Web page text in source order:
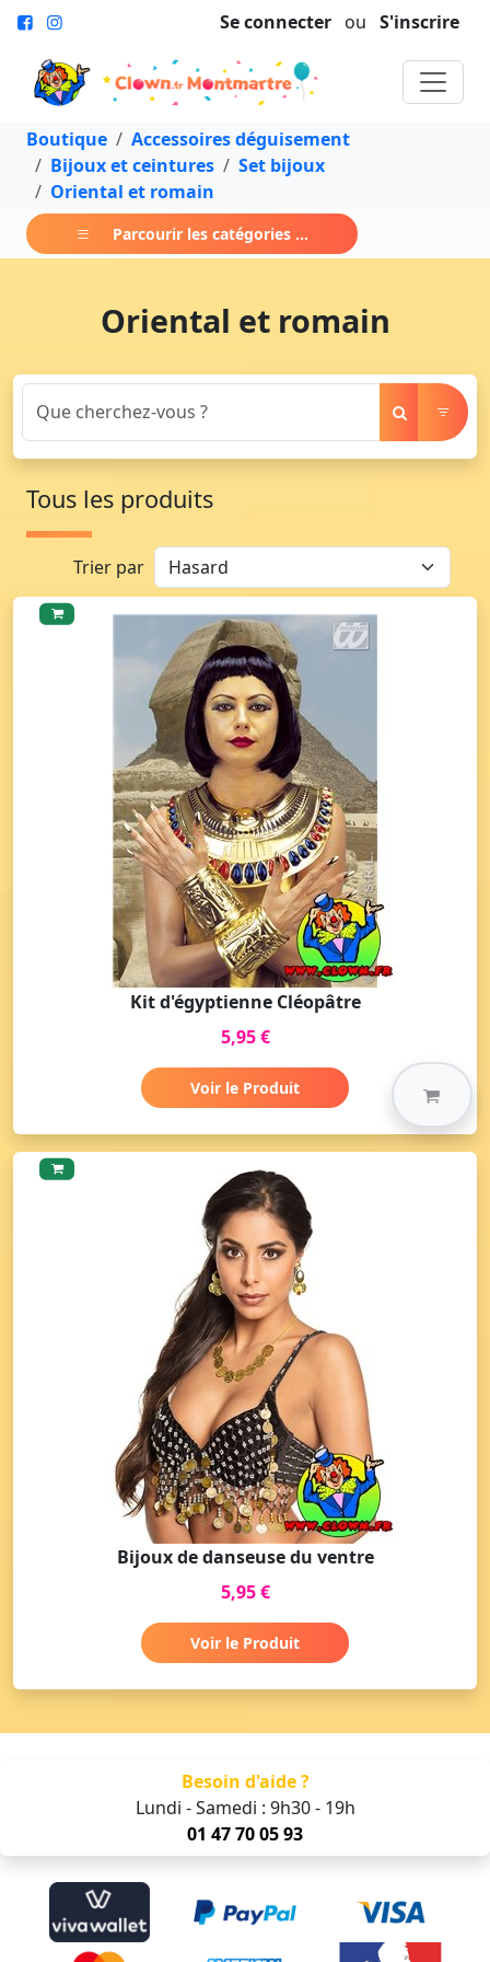
Se connecter ou S'inscrire
Boutique
Accessoires déguisement
Bijoux et ceintures
Set bijoux
Oriental et romain
Parcourir les catégories ...
Oriental et romain
Tous les produits
Trier par
Kit d'égyptienne Cléopâtre
5,95 €
Voir le Produit
Bijoux de danseuse du ventre
5,95 €
Voir le Produit
Besoin d'aide ?
Lundi - Samedi : 9h30 - 19h
01 47 70 05 93